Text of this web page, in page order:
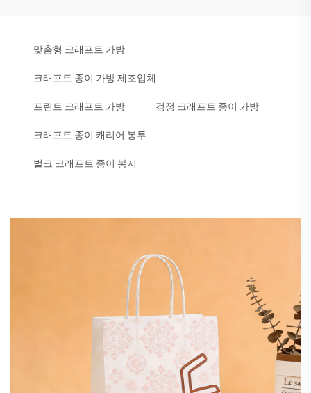
맞춤형 크래프트 가방
크래프트 종이 가방 제조업체
프린트 크래프트 가방 검정 크래프트 종이 가방
크래프트 종이 캐리어 봉투
벌크 크래프트 종이 봉지